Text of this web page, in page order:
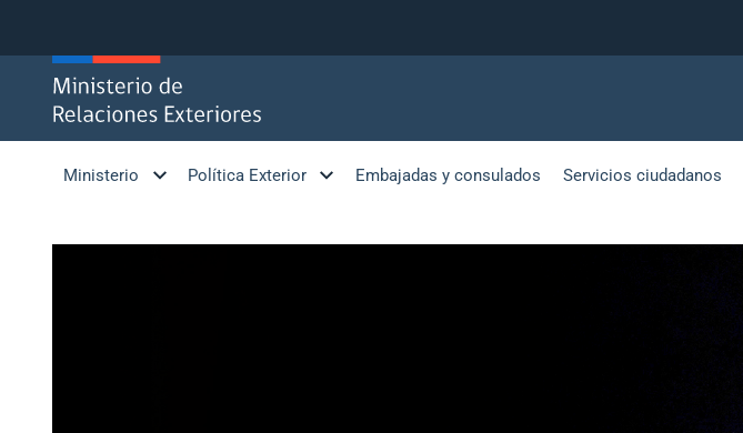
Ministerio Política Exterior Embajadas y consulados Servicios ciudadanos